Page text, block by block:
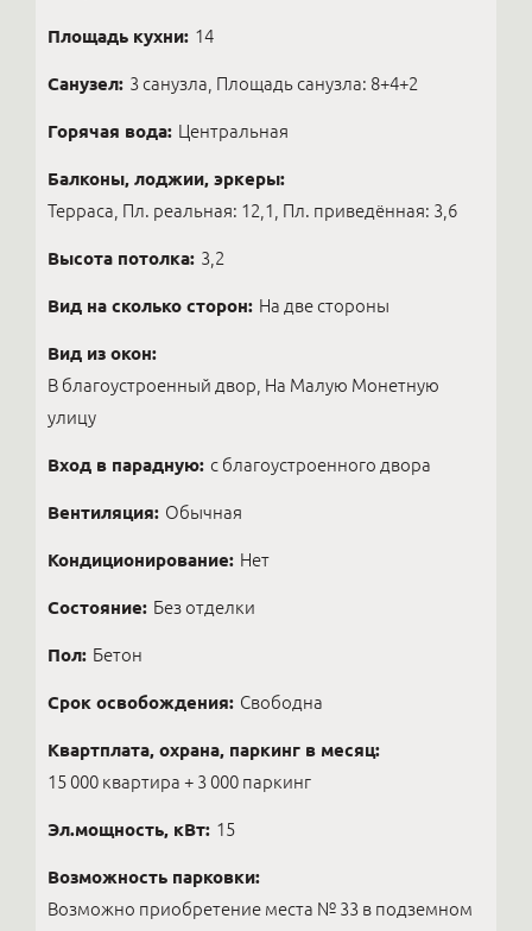
Площадь кухни: 14
Санузел: 3 санузла, Площадь санузла: 8+4+2
Горячая вода: Центральная
Балконы, лоджии, эркеры:
Терраса, Пл. реальная: 12,1, Пл. приведённая: 3,6
Высота потолка: 3,2
Вид на сколько сторон: На две стороны
Вид из окон:
В благоустроенный двор, На Малую Монетную
улицу
Вход в парадную: с благоустроенного двора
Вентиляция: Обычная
Кондиционирование: Нет
Состояние: Без отделки
Пол: Бетон
Срок освобождения: Свободна
Квартплата, охрана, паркинг в месяц:
15 000 квартира + 3 000 паркинг
Эл.мощность, кВт: 15
Возможность парковки:
Возможно приобретение места № 33 в подземном